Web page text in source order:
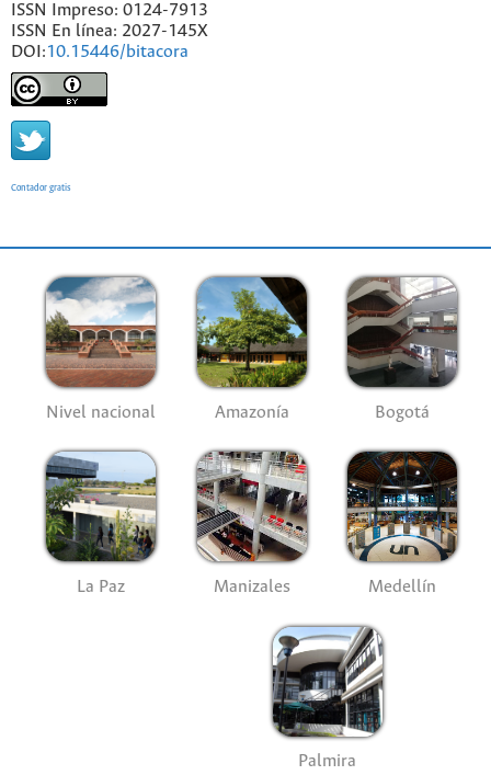
ISSN Impreso: 0124-7913
ISSN En línea: 2027-145X
DOI:10.15446/bitacora
Contador gratis
Nivel nacional Amazonía Bogotá
La Paz Manizales Medellín
Palmira